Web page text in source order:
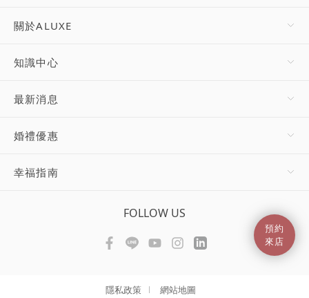
預約
來店
關於ALUXE
知識中心
最新消息
婚禮優惠
幸福指南
FOLLOW US
隱私政策 網站地圖